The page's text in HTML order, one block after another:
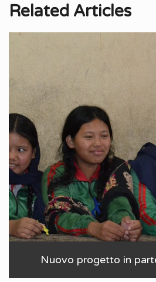
Related Articles
Nuovo progetto in